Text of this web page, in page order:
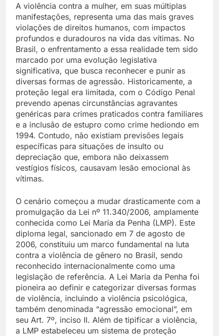
A violência contra a mulher, em suas múltiplas
manifestações, representa uma das mais graves
violações de direitos humanos, com impactos
profundos e duradouros na vida das vítimas. No
Brasil, o enfrentamento a essa realidade tem sido
marcado por uma evolução legislativa
significativa, que busca reconhecer e punir as
diversas formas de agressão. Historicamente, a
proteção legal era limitada, com o Código Penal
prevendo apenas circunstâncias agravantes
genéricas para crimes praticados contra familiares
e a inclusão de estupro como crime hediondo em
1994. Contudo, não existiam previsões legais
específicas para situações de insulto ou
depreciação que, embora não deixassem
vestígios físicos, causavam lesão emocional às
vítimas.
O cenário começou a mudar drasticamente com a
promulgação da Lei nº 11.340/2006, amplamente
conhecida como Lei Maria da Penha (LMP). Este
diploma legal, sancionado em 7 de agosto de
2006, constituiu um marco fundamental na luta
contra a violência de gênero no Brasil, sendo
reconhecido internacionalmente como uma
legislação de referência. A Lei Maria da Penha foi
pioneira ao definir e categorizar diversas formas
de violência, incluindo a violência psicológica,
também denominada “agressão emocional”, em
seu Art. 7º, inciso II. Além de tipificar a violência,
a LMP estabeleceu um sistema de proteção